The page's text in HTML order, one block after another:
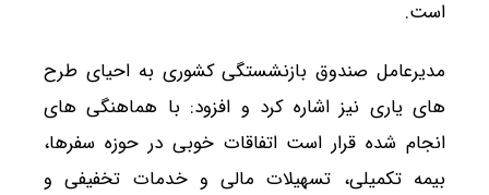
است.
مدیرعامل صندوق بازنشستگی کشوری به احیای طرح
های یاری نیز اشاره کرد و افزود: با هماهنگی های
انجام شده قرار است اتفاقات خوبی در حوزه سفرها،
بیمه تکمیلی، تسهیلات مالی و خدمات تخفیفی و